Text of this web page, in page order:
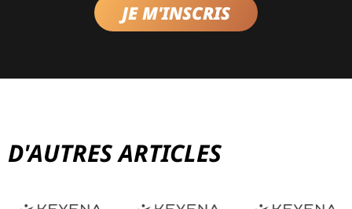
JE M'INSCRIS
D'AUTRES ARTICLES